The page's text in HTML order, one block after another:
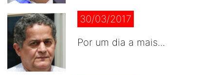
30/03/2017
Por um dia a mais...